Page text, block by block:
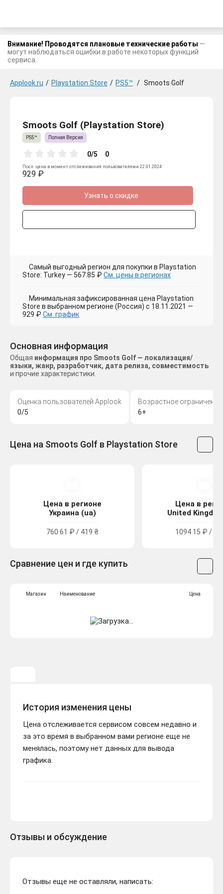
Внимание! Проводятся плановые технические работы —
могут наблюдаться ошибки в работе некоторых функций
сервиса.
Applook.ru / Playstation Store / PS5™ / Smoots Golf
Smoots Golf (Playstation Store)
PS5™ Полная Версия
0/5 0
Посл. цена в момент отслеживания пользователями 22.01.2024
929 ₽
Узнать о скидке
Самый выгодный регион для покупки в Playstation
Store: Turkey — 567.85 ₽ См. цены в регионах
Минимальная зафиксированная цена Playstation
Store в выбранном регионе (Россия) с 18.11.2021 —
929 ₽ См. график
Основная информация
Общая информация про Smoots Golf — локализация/
языки, жанр, разработчик, дата релиза, совместимость
и прочие характеристики.
Оценка пользователей Applook
0/5
Возрастное ограничение
6+
Цена на Smoots Golf в Playstation Store
Цена в регионе
Украина (ua)
760.61 ₽ / 419 ₴
Цена в
United
1094.15 ₽ /
Сравнение цен и где купить
Магазин Наименование Цена
История изменения цены
Цена отслеживается сервисом совсем недавно и
за это время в выбранном вами регионе еще не
менялась, поэтому нет данных для вывода
графика.
Отзывы и обсуждение
Отзывы еще не оставляли, написать: